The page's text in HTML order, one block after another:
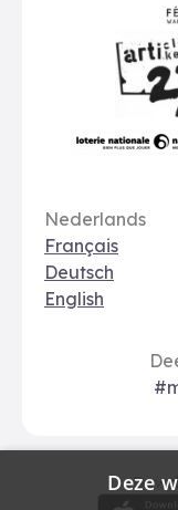
Art 27
Taal opties
Nederlands
Français
Deutsch
English
Deze